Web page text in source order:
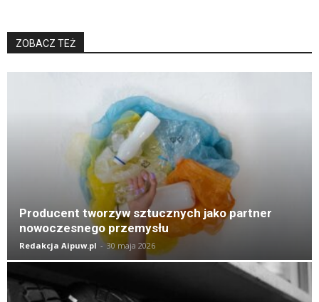
ZOBACZ TEŻ
Producent tworzyw sztucznych jako partner
nowoczesnego przemysłu
Redakcja Aipuw.pl - 30 maja 2026